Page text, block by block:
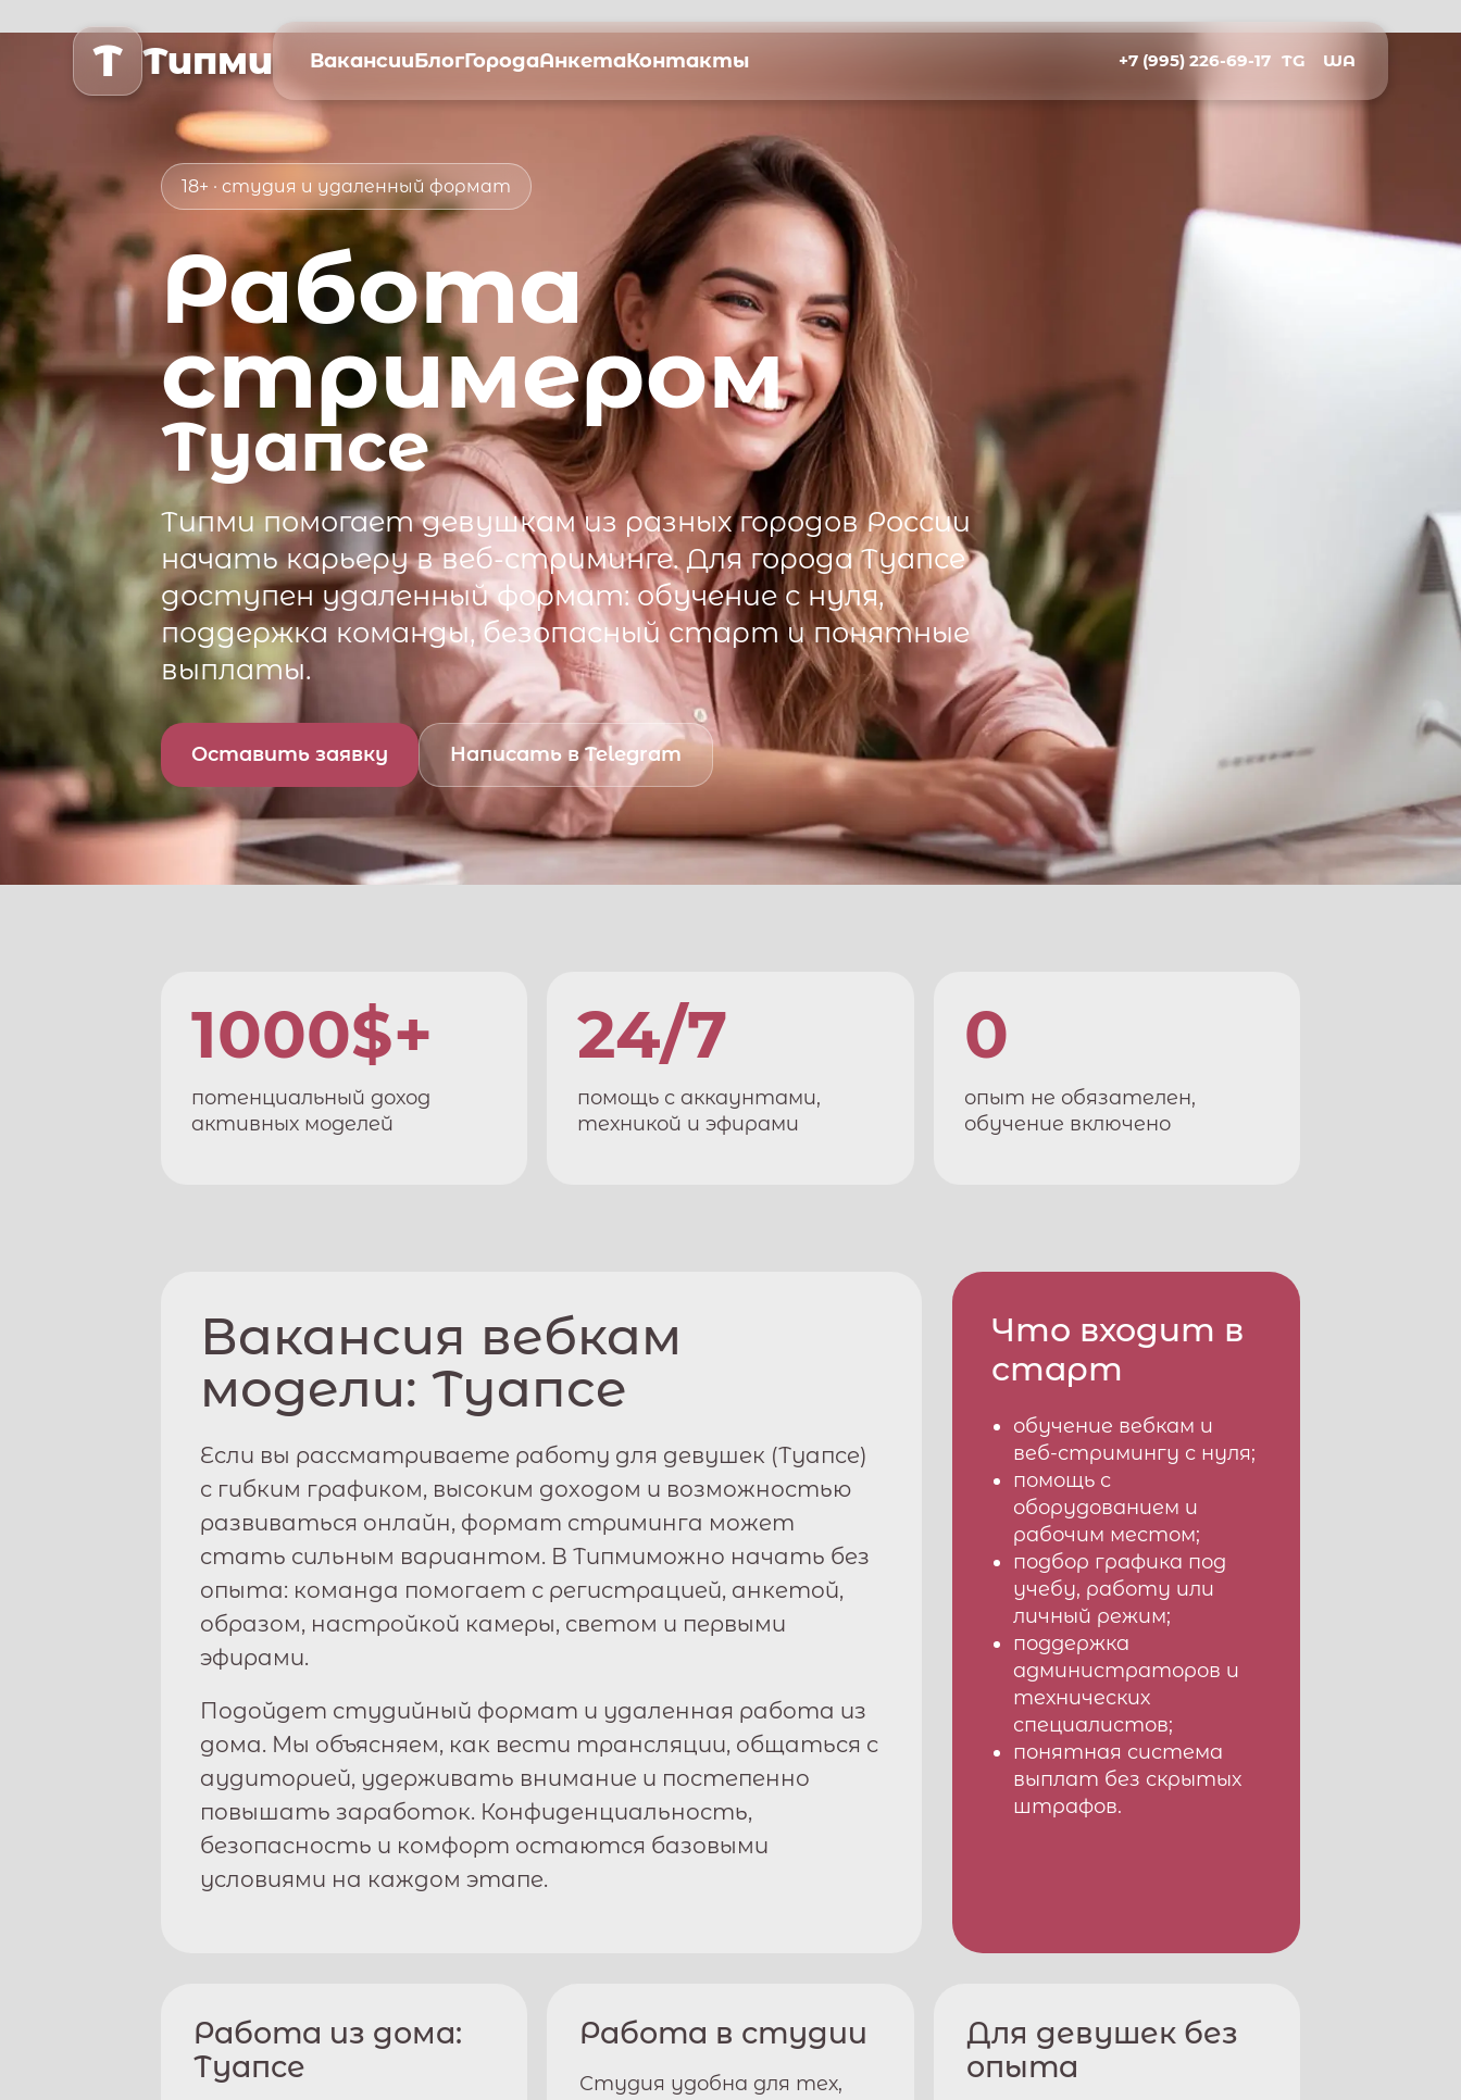
T Типми ВакансииБлогГородаАнкетаКонтакты +7 (995) 226-69-17 TG WA
18+ · студия и удаленный формат
Работа
стримером
Туапсе
Типмипомогает девушкам из разных городов России
начать карьеру в веб-стриминге. Для городаТуапсе
доступен удаленный формат: обучение с нуля,
поддержка команды, безопасный старт и понятные
выплаты.
Оставить заявку Написать в Telegram
1000$+
потенциальный доход
активных моделей
24/7
помощь с аккаунтами,
техникой и эфирами
0
опыт не обязателен,
обучение включено
Вакансия вебкам
модели: Туапсе
Если вы рассматриваете работу для девушек (Туапсе)
с гибким графиком, высоким доходом и возможностью
развиваться онлайн, формат стриминга может
стать сильным вариантом. В Типмиможно начать без
опыта: команда помогает с регистрацией, анкетой,
образом, настройкой камеры, светом и первыми
эфирами.
Подойдет студийный формат и удаленная работа из
дома. Мы объясняем, как вести трансляции, общаться с
аудиторией, удерживать внимание и постепенно
повышать заработок. Конфиденциальность,
безопасность и комфорт остаются базовыми
условиями на каждом этапе.
Что входит в
старт
обучение вебкам и
веб-стримингу с нуля;
помощь с
оборудованием и
рабочим местом;
подбор графика под
учебу, работу или
личный режим;
поддержка
администраторов и
технических
специалистов;
понятная система
выплат без скрытых
штрафов.
Работа из дома:
Туапсе
Работа в студии
Студия удобна для тех,
Для девушек без
опыта